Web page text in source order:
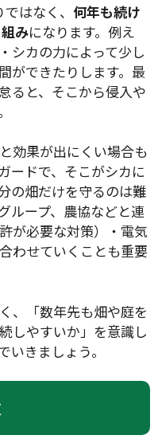
はなく、 何年も続け
みになります。例え
シカの力によって少し
ができたりします。最
ると、そこから侵入や
効果が出にくい場合も
ードで、そこがシカに
の畑だけを守るのは難
ループ、農協などと連
が必要な対策）・電気
わせていくことも重要
、「数年先も畑や庭を
しやすいか」を意識し
きましょう。